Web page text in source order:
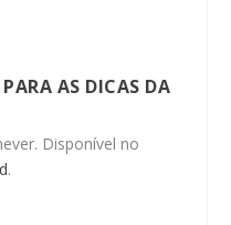
AS DICAS DA
Disponível no
.